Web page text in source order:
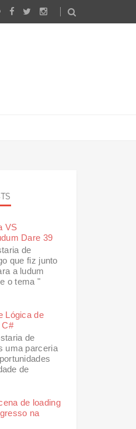
VS
Dare 39
de
que fiz junto
a ludum
o tema "
Lógica de
C#
de
uma parceria
de
de loading
na